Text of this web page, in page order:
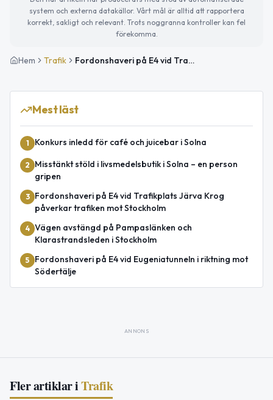
system och externa datakällor. Vårt mål är alltid att rapportera
korrekt, sakligt och relevant. Trots noggranna kontroller kan fel
förekomma.
Hem Trafik Fordonshaveri på E4 vid Trafikplats Tomteboda i riktning mot Uppsala
Mest läst
1 Konkurs inledd för café och juicebar i Solna
2
Misstänkt stöld i livsmedelsbutik i Solna – en person
gripen
3
Fordonshaveri på E4 vid Trafikplats Järva Krog
påverkar trafiken mot Stockholm
4 Vägen avstängd på Pampaslänken och
Klarastrandsleden i Stockholm
5
Fordonshaveri på E4 vid Eugeniatunneln i riktning mot
Södertälje
ANNONS
Fler artiklar iTrafik